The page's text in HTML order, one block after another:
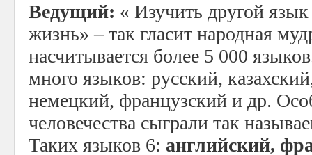
Ведущий: « Изучить другой
жизнь» – так гласит народная
насчитывается более 5 000
много языков: русский,
немецкий, французский и др.
человечества сыграли так
Таких языков 6: английский,